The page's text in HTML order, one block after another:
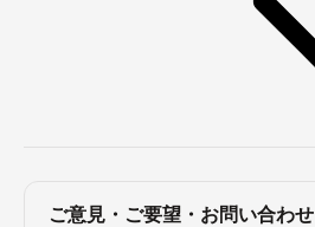
ご意見・ご要望・お問い合わせ